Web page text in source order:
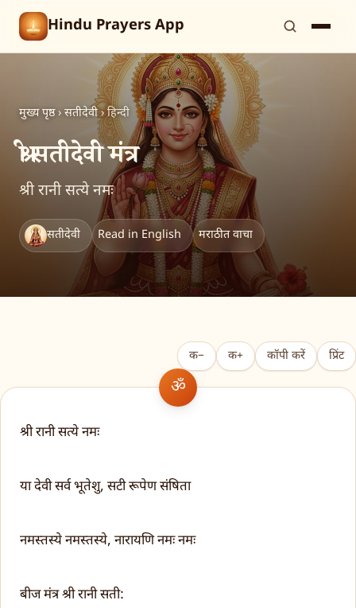
Hindu Prayers App
मुख्य पृष्ठ › सतीदेवी › हिन्दी
श्री सतीदेवी मंत्र
श्री रानी सत्ये नमः
सतीदेवी Read in English मराठीत वाचा
क− क+ कॉपी करें प्रिंट
श्री रानी सत्ये नमः
या देवी सर्व भूतेशु, सटी रूपेण संषिता
नमस्तस्ये नमस्तस्ये, नारायणि नमः नमः
बीज मंत्र श्री रानी सती: